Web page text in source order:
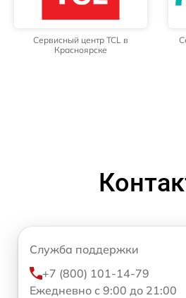
Сервисный центр TCL в
Красноярске
Служба поддержки
+7 (800) 101-14-79
Ежедневно с 9:00 до 21:00